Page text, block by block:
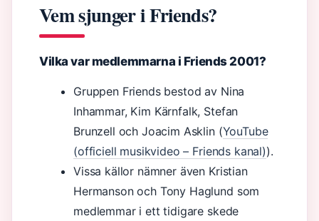
Vem sjunger i Friends?
Vilka var medlemmarna i Friends 2001?
Gruppen Friends bestod av Nina
Inhammar, Kim Kärnfalk, Stefan
Brunzell och Joacim Asklin (YouTube
(officiell musikvideo – Friends kanal)).
Vissa källor nämner även Kristian
Hermanson och Tony Haglund som
medlemmar i ett tidigare skede